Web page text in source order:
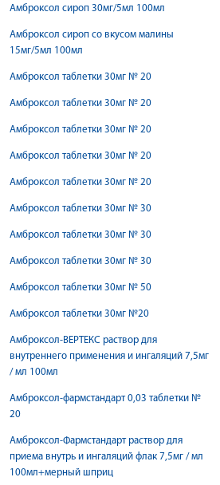
Амброксол сироп 30мг/5мл 100мл
Амброксол сироп со вкусом малины
15мг/5мл 100мл
Амброксол таблетки 30мг № 20
Амброксол таблетки 30мг № 20
Амброксол таблетки 30мг № 20
Амброксол таблетки 30мг № 20
Амброксол таблетки 30мг № 20
Амброксол таблетки 30мг № 30
Амброксол таблетки 30мг № 30
Амброксол таблетки 30мг № 30
Амброксол таблетки 30мг № 50
Амброксол таблетки 30мг №20
Амброксол-ВЕРТЕКС раствор для
внутреннего применения и ингаляций 7,5мг
/ мл 100мл
Амброксол-фармстандарт 0,03 таблетки №
20
Амброксол-Фармстандарт раствор для
приема внутрь и ингаляций флак 7,5мг / мл
100мл+мерный шприц